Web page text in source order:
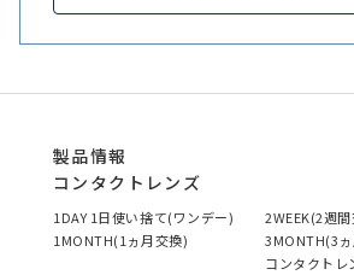
製品情報
コンタクトレンズ
1DAY 1日使い捨て(ワンデー)
2WEEK(2週
1MONTH(1ヵ月交換)
3MONTH(3
コンタクトレ